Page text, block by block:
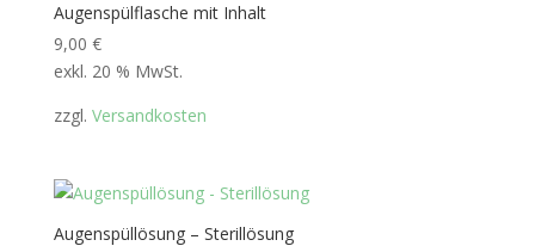
Augenspülflasche mit Inhalt
9,00 €
exkl. 20 % MwSt.
zzgl. Versandkosten
Augenspüllösung – Sterillösung